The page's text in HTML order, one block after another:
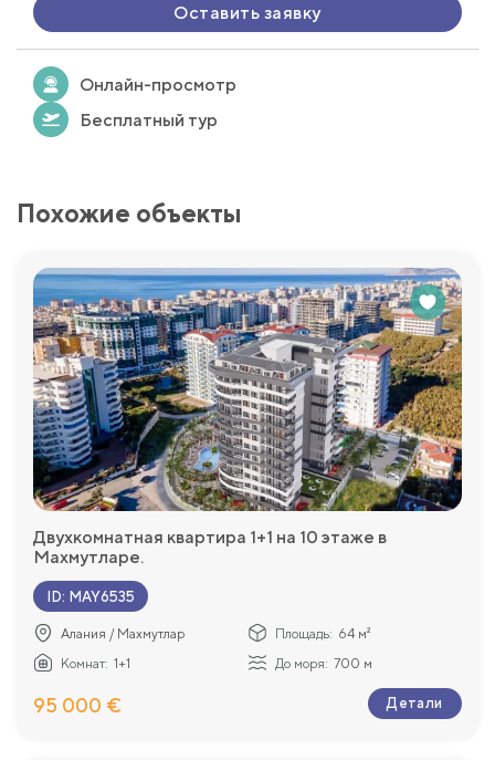
Оставить заявку
Онлайн-просмотр
Бесплатный тур
Похожие объекты
Двухкомнатная квартира 1+1 на 10 этаже в
Махмутларе.
ID: MAY6535
Алания / Махмутлар Площадь: 64 м²
Комнат: 1+1 До моря: 700 м
95 000 € Детали